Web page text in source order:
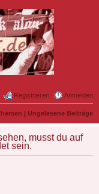
Anmelden
Registrieren
| Ungelesene Beiträge
musst du auf
sein.